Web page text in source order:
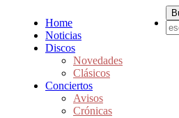
Home
Noticias
Discos
Novedades
Clásicos
Conciertos
Avisos
Crónicas